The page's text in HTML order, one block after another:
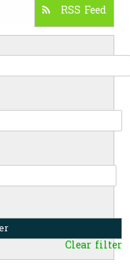
RSS Feed
Clear filter